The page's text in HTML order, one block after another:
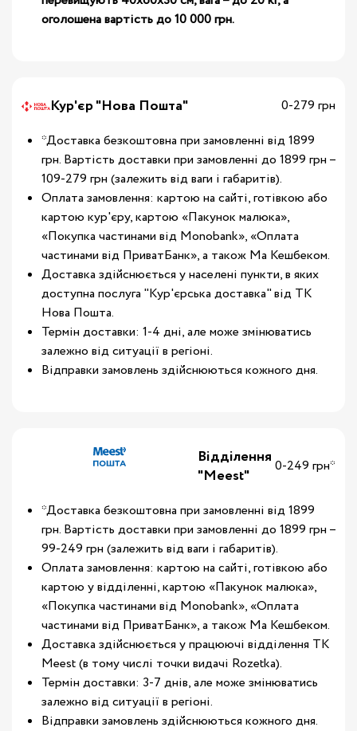
оголошена вартість до 10 000 грн.
Кур'єр "Нова Пошта"
0-279 грн
*Доставка безкоштовна при замовленні від 1899
грн. Вартість доставки при замовленні до 1899 грн –
109-279 грн (залежить від ваги і габаритів).
Оплата замовлення: картою на сайті, готівкою або
картою кур'єру, картою «Пакунок малюка»,
«Покупка частинами від Monobank», «Оплата
частинами від ПриватБанк», а також Ма Кешбеком.
Доставка здійснюється у населені пункти, в яких
доступна послуга "Кур'єрська доставка" від ТК
Нова Пошта.
Термін доставки: 1-4 дні, але може змінюватись
залежно від ситуації в регіоні.
Відправки замовлень здійснюються кожного дня.
Відділення
"Meest"
0-249 грн*
*Доставка безкоштовна при замовленні від 1899
грн. Вартість доставки при замовленні до 1899 грн –
99-249 грн (залежить від ваги і габаритів).
Оплата замовлення: картою на сайті, готівкою або
картою у відділенні, картою «Пакунок малюка»,
«Покупка частинами від Monobank», «Оплата
частинами від ПриватБанк», а також Ма Кешбеком.
Доставка здійснюється у працюючі відділення ТК
Meest (в тому числі точки видачі Rozetka).
Термін доставки: 3-7 днів, але може змінюватись
залежно від ситуації в регіоні.
Відправки замовлень здійснюються кожного дня.